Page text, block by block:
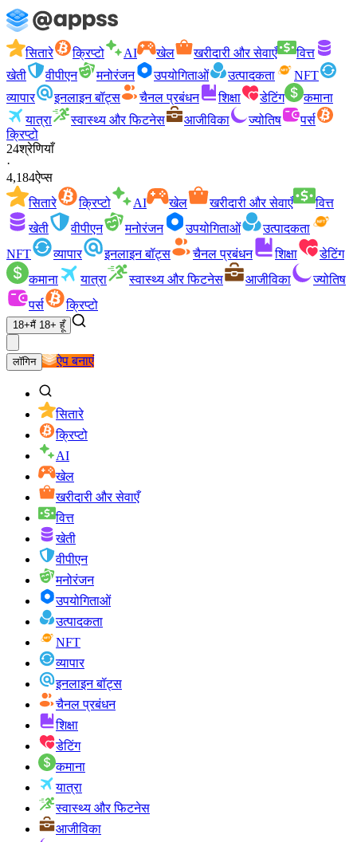
सितारे क्रिप्टो AI खेल खरीदारी और सेवाएँ
वित्त
खेती
वीपीएन मनोरंजन उपयोगिताओं उत्पादकता
NFT
व्यापार
इनलाइन बॉट्स चैनल प्रबंधन शिक्षा डेटिंग
कमाना
यात्रा
स्वास्थ्य और फिटनेस आजीविका ज्योतिष
पर्स
क्रिप्टो
24श्रेणियाँ
·
4,184ऐप्स
सितारे
क्रिप्टो AI खेल खरीदारी और सेवाएँ
वित्त
खेती
वीपीएन मनोरंजन उपयोगिताओं
उत्पादकता
NFT
व्यापार इनलाइन बॉट्स चैनल प्रबंधन शिक्षा
डेटिंग
कमाना
यात्रा स्वास्थ्य और फिटनेस आजीविका
ज्योतिष
पर्स
क्रिप्टो
18+मैं 18+ हूँ
लॉगिन ऐप बनाएं
सितारे
क्रिप्टो
AI
खेल
खरीदारी और सेवाएँ
वित्त
खेती
वीपीएन
मनोरंजन
उपयोगिताओं
उत्पादकता
NFT
व्यापार
इनलाइन बॉट्स
चैनल प्रबंधन
शिक्षा
डेटिंग
कमाना
यात्रा
स्वास्थ्य और फिटनेस
आजीविका